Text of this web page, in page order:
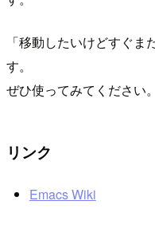
「移動したいけどすぐ
す。
ぜひ使ってみてください。
リンク
Emacs Wiki